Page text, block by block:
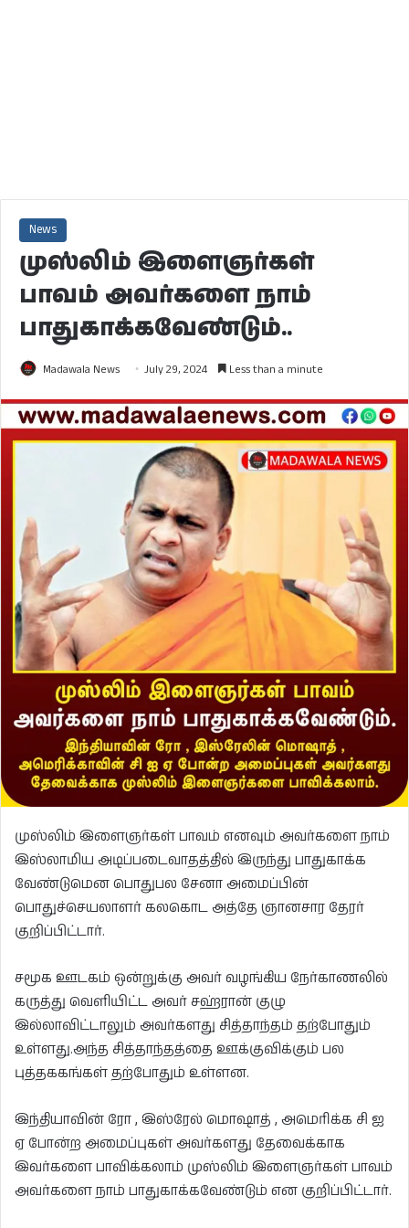
News
முஸ்லிம் இளைஞர்கள்
பாவம் அவர்களை நாம்
பாதுகாக்கவேண்டும்..
Madawala News July 29, 2024 Less than a minute
முஸ்லிம் இளைஞர்கள் பாவம் எனவும் அவர்களை நாம்
இஸ்லாமிய அடிப்படைவாதத்தில் இருந்து பாதுகாக்க
வேண்டுமென பொதுபல சேனா அமைப்பின்
பொதுச்செயலாளர் கலகொட அத்தே ஞானசார தேரர்
குறிப்பிட்டார்.
சமூக ஊடகம் ஒன்றுக்கு அவர் வழங்கிய நேர்காணலில்
கருத்து வெளியிட்ட அவர் சஹ்ரான் குழு
இல்லாவிட்டாலும் அவர்களது சித்தாந்தம் தற்போதும்
உள்ளது.அந்த சித்தாந்தத்தை ஊக்குவிக்கும் பல
புத்தககங்கள் தற்போதும் உள்ளன.
இந்தியாவின் ரோ , இஸ்ரேல் மொஷாத் , அமெரிக்க சி ஐ
ஏ போன்ற அமைப்புகள் அவர்களது தேவைக்காக
இவர்களை பாவிக்கலாம் முஸ்லிம் இளைஞர்கள் பாவம்
அவர்களை நாம் பாதுகாக்கவேண்டும் என குறிப்பிட்டார்.